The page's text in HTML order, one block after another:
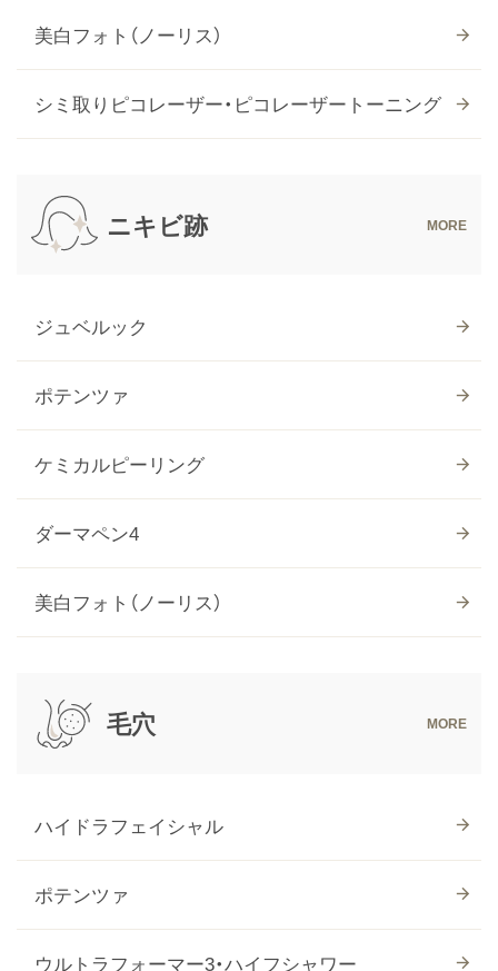
美白フォト（ノーリス）
シミ取りピコレーザー・ ピコレーザートーニング
ニキビ跡
ジュベルック
ポテンツァ
ケミカルピーリング
ダーマペン4
美白フォト（ノーリス）
毛穴
ハイドラフェイシャル
ポテンツァ
ウルトラフォーマー3・ハイフシャワー